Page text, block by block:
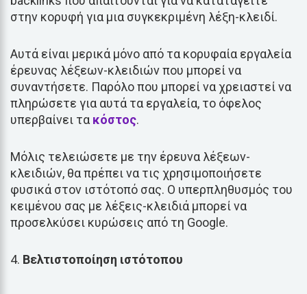
στην κορυφή για μια συγκεκριμένη λέξη-κλειδί.
Αυτά είναι μερικά μόνο από τα κορυφαία εργαλεία
έρευνας λέξεων-κλειδιών που μπορεί να
συναντήσετε. Παρόλο που μπορεί να χρειαστεί να
πληρώσετε για αυτά τα εργαλεία, το όφελος
υπερβαίνει τα κόστος.
Μόλις τελειώσετε με την έρευνα λέξεων-
κλειδιών, θα πρέπει να τις χρησιμοποιήσετε
φυσικά στον ιστότοπό σας. Ο υπερπληθυσμός του
κειμένου σας με λέξεις-κλειδιά μπορεί να
προσελκύσει κυρώσεις από τη Google.
Βελτιστοποίηση ιστότοπου